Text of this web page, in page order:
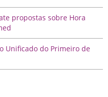
propostas sobre Hora
Unificado do Primeiro de